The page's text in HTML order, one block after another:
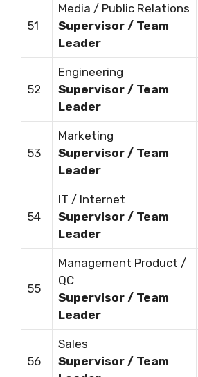
51
Media / Public Relations
Supervisor / Team
Leader
52
Engineering
Supervisor / Team
Leader
53
Marketing
Supervisor / Team
Leader
54
IT / Internet
Supervisor / Team
Leader
55
Management Product /
QC
Supervisor / Team
Leader
56
Sales
Supervisor / Team